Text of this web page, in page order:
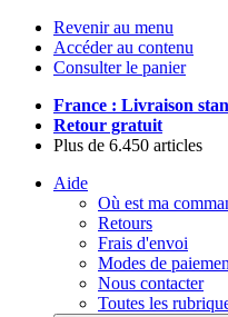
Revenir au menu
Accéder au contenu
Consulter le panier
France : Livraison
Retour gratuit
Plus de 6.450 articles
Aide
Où est ma
Retours
Frais d'envoi
Modes de
Nous contacter
Toutes les